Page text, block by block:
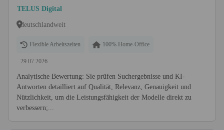
Bewerter (m/w/d)
TELUS Digital
deutschlandweit
Flexible Arbeitszeiten 100% Home-Office
29.07.2026
Analytische Bewertung: Sie prüfen Suchergebnisse und KI-
Antworten detailliert auf Qualität, Relevanz, Genauigkeit und
Nützlichkeit, um die Leistungsfähigkeit der Modelle direkt zu
verbessern;...